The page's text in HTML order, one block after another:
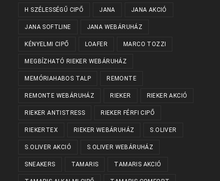
H SZÉLESSÉGŰ CIPŐ JANA JANA AKCIÓ
JANA SOFTLINE JANA WEBÁRUHÁZ
KÉNYELMI CIPŐ LOAFER MARCO TOZZI
MEGBÍZHATÓ RIEKER WEBÁRUHÁZ
MEMÓRIAHABOS TALP REMONTE
REMONTE WEBÁRUHÁZ RIEKER RIEKER AKCIÓ
RIEKER ANTISTRESS RIEKER FÉRFI CIPŐ
RIEKERTEX RIEKER WEBÁRUHÁZ S.OLIVER
S.OLIVER AKCIÓ S.OLIVER WEBÁRUHÁZ
SNEAKERS TAMARIS TAMARIS AKCIÓ